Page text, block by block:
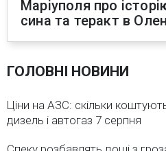
Маріуполя про
сина та теракт в
ГОЛОВНІ НОВИНИ
Ціни на АЗС: скільки
дизель і автогаз 7 серпня